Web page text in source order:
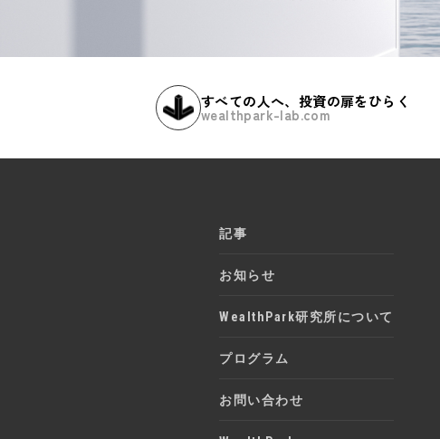
すべての人へ、投資の扉をひらく
wealthpark-lab.com
記事
お知らせ
WealthPark研究所について
プログラム
お問い合わせ